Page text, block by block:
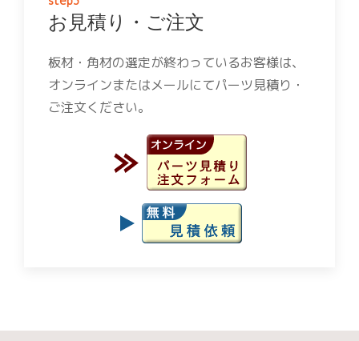
お見積り・ご注文
板材・角材の選定が終わっているお客様は、
オンラインまたはメールにてパーツ見積り・
ご注文ください。